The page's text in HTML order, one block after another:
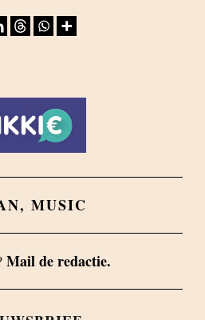
, MUSIC
Mail de redactie.